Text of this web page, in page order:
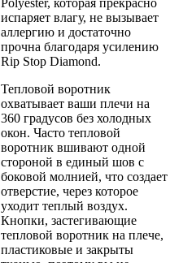
Polyester, которая прекрасно
испаряет влагу, не вызывает
аллергию и достаточно
прочна благодаря усилению
Rip Stop Diamond.
Тепловой воротник
охватывает ваши плечи на
360 градусов без холодных
окон. Часто тепловой
воротник вшивают одной
стороной в единый шов с
боковой молнией, что создает
отверстие, через которое
уходит теплый воздух.
Кнопки, застегивающие
тепловой воротник на плече,
пластиковые и закрыты